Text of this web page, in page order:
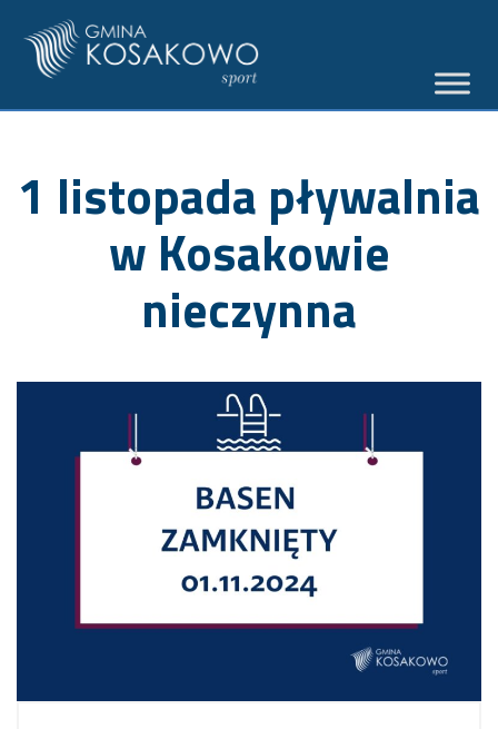
1 listopada pływalnia
w Kosakowie
nieczynna